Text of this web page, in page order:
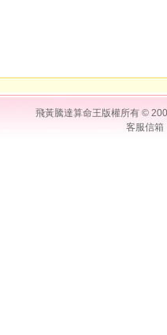
飛黃騰達算命王版權所有 ©
客服信箱